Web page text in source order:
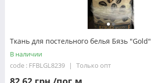
Ткань для постельного белья Бязь
В наличии
code : FFBLGL8239
Только опт